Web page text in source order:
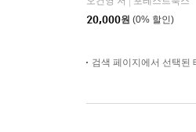
20,000원 (0% 할인)
검색 페이지에서 선택된